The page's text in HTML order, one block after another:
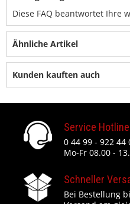
Diese FAQ beantwortet Ihre
Ähnliche Artikel
Kunden kauften auch
Service Hotline
0 44 99 - 922 44
Mo-Fr 08.00 -
Schneller
Bei Bestellung